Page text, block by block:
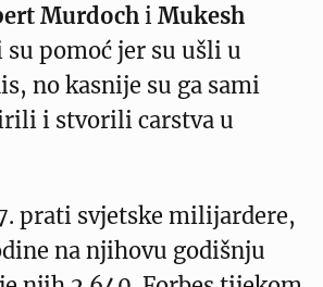
Murdoch i Mukesh
pomoć jer su ušli u
no kasnije su ga sami
i stvorili carstva u
prati svjetske milijardere,
na njihovu godišnju